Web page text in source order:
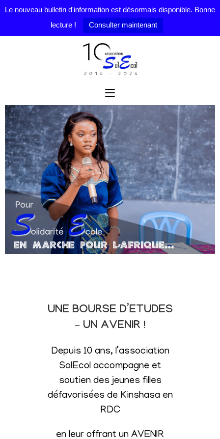
Le nouveau bulletin d'information est désormais disponible. Bonne
lecture !
Consulter maintenant
UNE BOURSE D’ETUDES
– UN AVENIR !
Depuis 10 ans, l’association
SolEcol accompagne et
soutien des jeunes filles
défavorisées de Kinshasa en
RDC
en leur offrant un AVENIR